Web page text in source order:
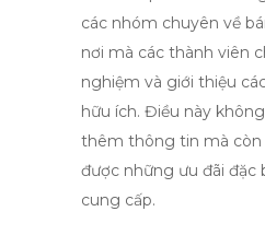
các nhóm chuyên về
nơi mà các thành viên
nghiệm và giới thiệu
hữu ích. Điều này
thêm thông tin mà còn
được những ưu đãi đặc
cung cấp.